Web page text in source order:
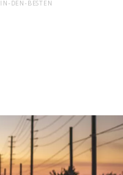
DEN-BESTEN